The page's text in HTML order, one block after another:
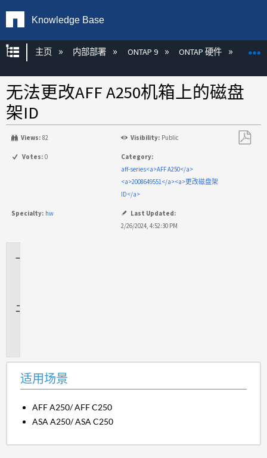
Knowledge Base
扩展/隐缩全局层次
主页 内部部署 ONTAP 9 ONTAP 硬件
无法更改AFF A250机箱上的磁盘
架ID
Views: 82 Visibility: Public
Votes: 0
Category:
aff-series<a>AFF A250</a>
<a>2008649551</a><a>更改磁盘架
ID</a>
Specialty: hw
Last Updated:
2/26/2024, 4:52:30 PM
适用场景
AFF A250/ AFF C250
ASA A250/ ASA C250